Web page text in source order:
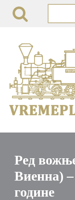
content
Ред
Виенна) –
године